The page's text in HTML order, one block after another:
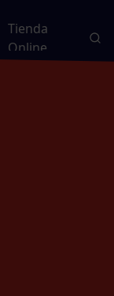
Tienda
Online